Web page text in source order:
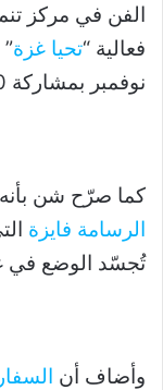
الفن في مركز
فعالية “تحيا غزة
نوفمبر بمشاركة 170 عائلة فلسطينية.
كما صرّح شن بأنه سيتم
الرسامة فايزة
تُجسّد الوضع في
وأضاف أن